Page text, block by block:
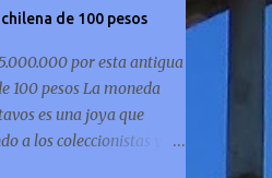
de 100 pesos
por esta antigua
100 pesos La moneda
es una joya que
a los coleccionistas y a
por igual. ¿Has